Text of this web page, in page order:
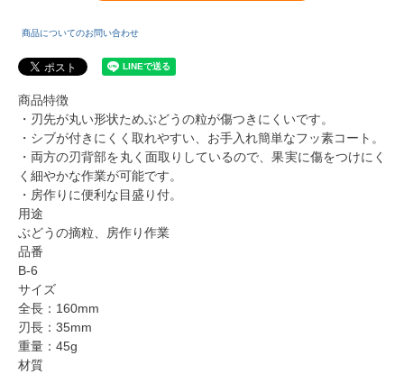
商品についてのお問い合わせ
商品特徴
・刃先が丸い形状ためぶどうの粒が傷つきにくいです。
・シブが付きにくく取れやすい、お手入れ簡単なフッ素コート。
・両方の刃背部を丸く面取りしているので、果実に傷をつけにく
く細やかな作業が可能です。
・房作りに便利な目盛り付。
用途
ぶどうの摘粒、房作り作業
品番
B-6
サイズ
全長：160mm
刃長：35mm
重量：45g
材質